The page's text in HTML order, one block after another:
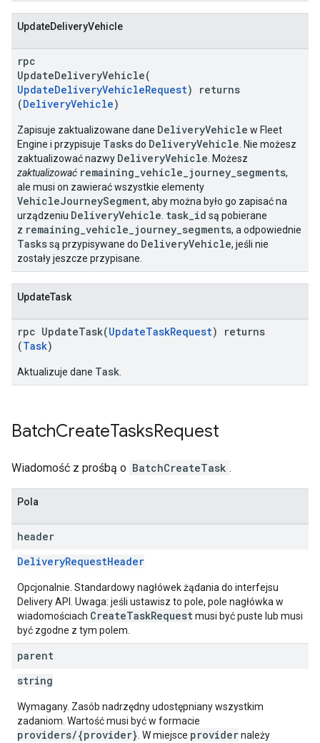
UpdateDeliveryVehicle
rpc
UpdateDeliveryVehicle(
UpdateDeliveryVehicleRequest) returns
(DeliveryVehicle)
Zapisuje zaktualizowane dane DeliveryVehicle w Fleet
Engine i przypisuje Tasksdo DeliveryVehicle . Nie możesz
zaktualizować nazwy DeliveryVehicle . Możesz
zaktualizować remaining_vehicle_journey_segments,
ale musi on zawierać wszystkie elementy
VehicleJourneySegment, aby można było go zapisać na
urządzeniu DeliveryVehicle task_id są pobierane
z remaining_vehicle_journey_segments, a odpowiednie
Taskssą przypisywane do DeliveryVehicle, jeśli nie
zostały jeszcze przypisane.
UpdateTask
rpc UpdateTask(UpdateTaskRequest) returns
(Task)
Aktualizuje dane Task
BatchCreateTasksRequest
Wiadomość z prośbą o BatchCreateTask .
Pola
header
DeliveryRequestHeader
Opcjonalnie. Standardowy nagłówek żądania do interfejsu
Delivery API. Uwaga: jeśli ustawisz to pole, pole nagłówka w
wiadomościach CreateTaskRequestmusi być puste lub musi
być zgodne z tym polem.
parent
string
Wymagany. Zasób nadrzędny udostępniany wszystkim
zadaniom. Wartość musi być w formacie
providers/{provider} . W miejsce providernależy